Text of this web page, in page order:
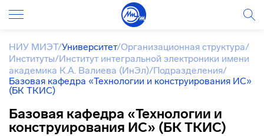
НИУ МИЭТ/Университет/Организационная структура/
Институты/Институт интегральной электроники имени
академика К.А. Валиева (ИнЭл)/Подразделения/
Базовая кафедра «Технологии и конструирования ИС»
(БК ТКИС)
Базовая кафедра «Технологии и
конструирования ИС» (БК ТКИС)